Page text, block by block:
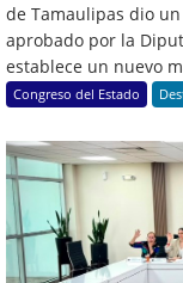
de Tamaulipas dio
aprobado por la
establece un nuevo
Congreso del Estado